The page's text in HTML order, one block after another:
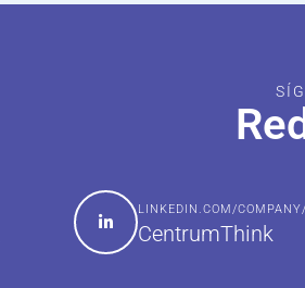
LINKEDIN.COM/COMPANY/
CentrumThink